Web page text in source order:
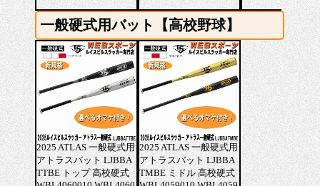
一般硬式用バット【高校野球】
2025 ATLAS 一般硬式用
アトラスバット LJBBA
TTBE トップ 高校硬式
2025 ATLAS 一般硬式用
アトラスバット LJBBA
TMBE ミドル 高校硬式